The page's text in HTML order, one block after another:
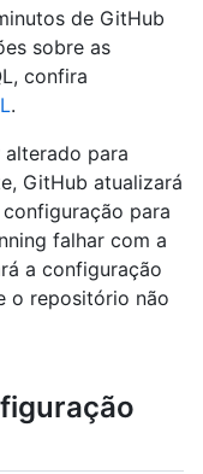
de GitHub
sobre as
confira
.
para
GitHub atualizará
para
falhar com a
a configuração
o repositório não